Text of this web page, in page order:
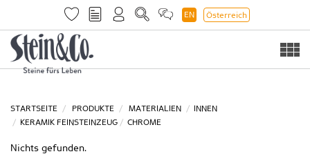
EN Österreich
STARTSEITE PRODUKTE MATERIALIEN
INNEN
KERAMIK FEINSTEINZEUG
CHROME
Nichts gefunden.